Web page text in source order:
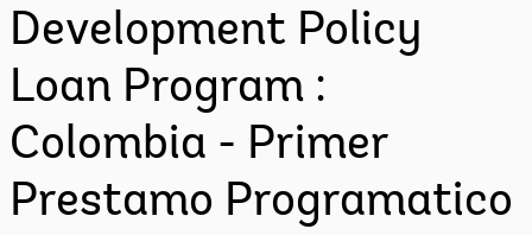
Development Policy
Loan Program :
Colombia - Primer
Prestamo Programatico